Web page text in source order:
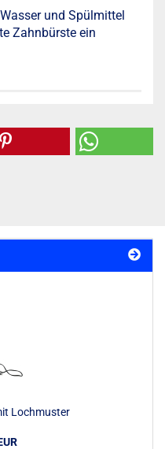
und Spülmittel
Zahnbürste ein
Lochmuster